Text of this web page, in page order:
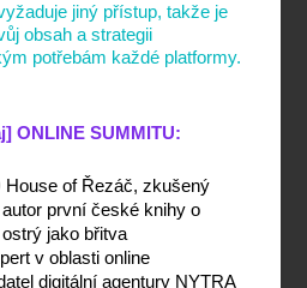
jiný přístup, takže je
obsah a strategii
potřebám každé platformy.
ONLINE SUMMITU:
House of Řezáč, zkušený
první české knihy o
jako břitva
v oblasti online
digitální agentury NYTRA